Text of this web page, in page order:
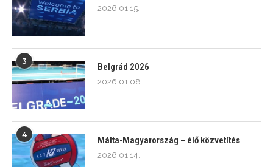
2026.01.15.
3
Belgrád 2026
2026.01.08.
4
Málta-Magyarország – élő közvetítés
2026.01.14.